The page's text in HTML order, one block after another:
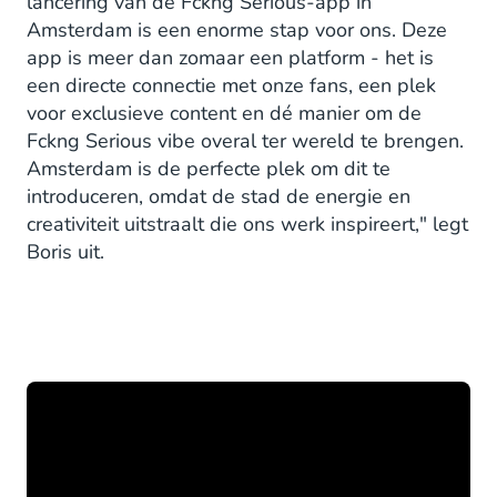
Amsterdam is een enorme stap voor ons. Deze
app is meer dan zomaar een platform - het is
een directe connectie met onze fans, een plek
voor exclusieve content en dé manier om de
Fckng Serious vibe overal ter wereld te brengen.
Amsterdam is de perfecte plek om dit te
introduceren, omdat de stad de energie en
creativiteit uitstraalt die ons werk inspireert," legt
Boris uit.